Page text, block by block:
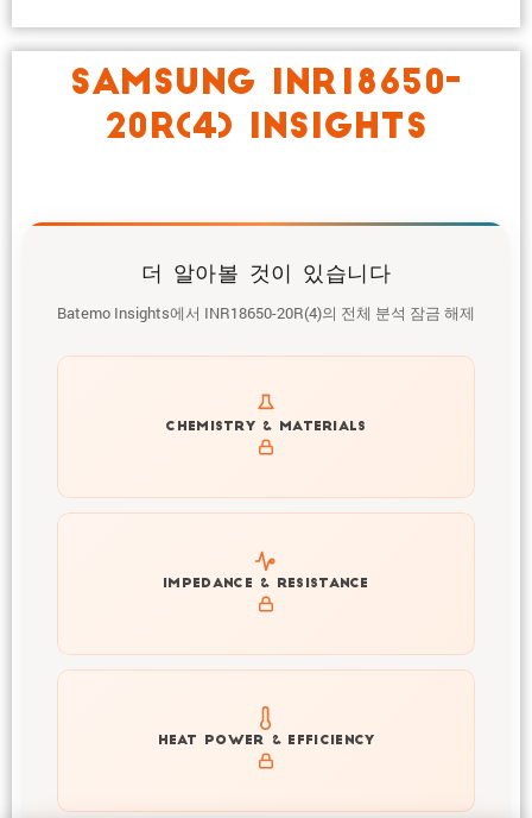
SAMSUNG INR18650-
20R(4) INSIGHTS
더 알아볼 것이 있습니다
Batemo Insights에서 INR18650-20R(4)의 전체 분석 잠금 해제
CHEMISTRY & MATERIALS
Get to know active materials for the INR18650-20R(4)
IMPEDANCE & RESISTANCE
Explore impedance spectrum and DCIR (SOC, T) of
INR18650-20R(4)
HEAT POWER & EFFICIENCY
Explore heat generation and cell efficiency at different
temperatures and powers of INR18650-20R(4)